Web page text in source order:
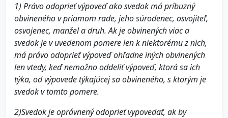
1) Právo odoprieť výpoveď ako svedok má príbuzný
obvineného v priamom rade, jeho súrodenec, osvojiteľ,
osvojenec, manžel a druh. Ak je obvinených viac a
svedok je v uvedenom pomere len k niektorému z nich,
má právo odoprieť výpoveď ohľadne iných obvinených
len vtedy, keď nemožno oddeliť výpoveď, ktorá sa ich
týka, od výpovede týkajúcej sa obvineného, s ktorým je
svedok v tomto pomere.
2)Svedok je oprávnený odoprieť vypovedať, ak by